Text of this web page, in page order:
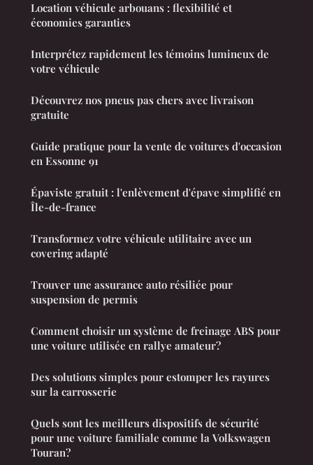
Location véhicule arbouans : flexibilité et
économies garanties
Interprétez rapidement les témoins lumineux de
votre véhicule
Découvrez nos pneus pas chers avec livraison
gratuite
Guide pratique pour la vente de voitures d'occasion
en Essonne 91
Épaviste gratuit : l'enlèvement d'épave simplifié en
Île-de-france
Transformez votre véhicule utilitaire avec un
covering adapté
Trouver une assurance auto résiliée pour
suspension de permis
Comment choisir un système de freinage ABS pour
une voiture utilisée en rallye amateur?
Des solutions simples pour estomper les rayures
sur la carrosserie
Quels sont les meilleurs dispositifs de sécurité
pour une voiture familiale comme la Volkswagen
Touran?